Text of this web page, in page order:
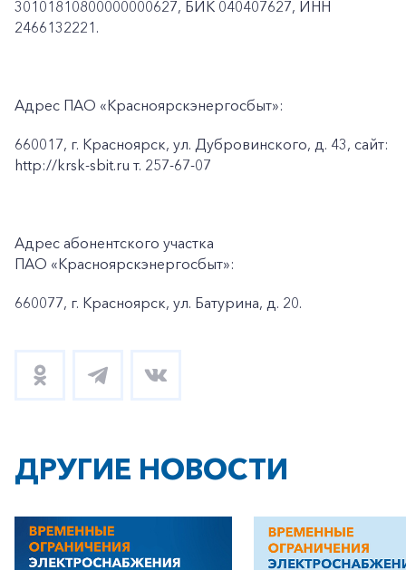
30101810800000000627, БИК 040407627, ИНН
2466132221.
Адрес ПАО «Красноярскэнергосбыт»:
660017, г. Красноярск, ул. Дубровинского, д. 43, сайт:
http://krsk-sbit.ru т. 257-67-07
Адрес абонентского участка
ПАО «Красноярскэнергосбыт»:
660077, г. Красноярск, ул. Батурина, д. 20.
ДРУГИЕ НОВОСТИ